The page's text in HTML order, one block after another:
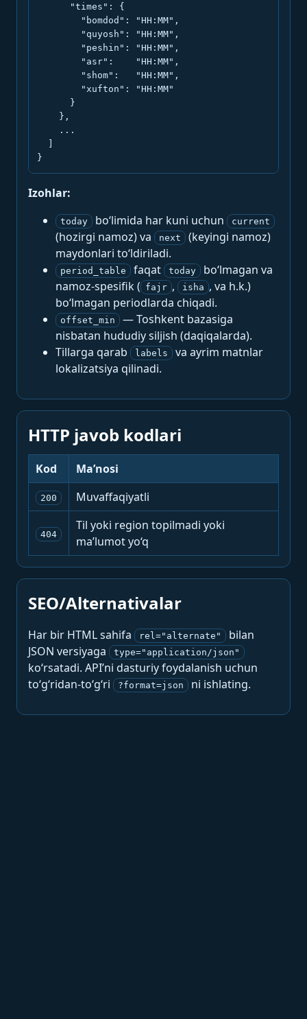
      "times": {
        "bomdod": "HH:MM",
        "quyosh": "HH:MM",
        "peshin": "HH:MM",
        "asr":    "HH:MM",
        "shom":   "HH:MM",
        "xufton": "HH:MM"
      }
    },
    ...
}
Izohlar:
today bo‘limida har kuni uchun current
(hozirgi namoz) va next
(keyingi namoz)
maydonlari to‘ldiriladi.
period_table faqat today
bo‘lmagan va
namoz-spesifik ( fajr , isha , va h.k.)
bo‘lmagan periodlarda chiqadi.
offset_min
— Toshkent bazasiga
nisbatan hududiy siljish (daqiqalarda).
Tillarga qarab
labels
va ayrim matnlar
lokalizatsiya qilinadi.
HTTP javob kodlari
Kod Ma’nosi
200 Muvaffaqiyatli
404
Til yoki region topilmadi yoki
ma’lumot yo‘q
SEO/Alternativalar
Har bir HTML sahifa rel="alternate"
bilan
JSON versiyaga
type="application/json"
ko‘rsatadi. API’ni dasturiy foydalanish uchun
to‘g‘ridan-to‘g‘ri
?format=json ni ishlating.